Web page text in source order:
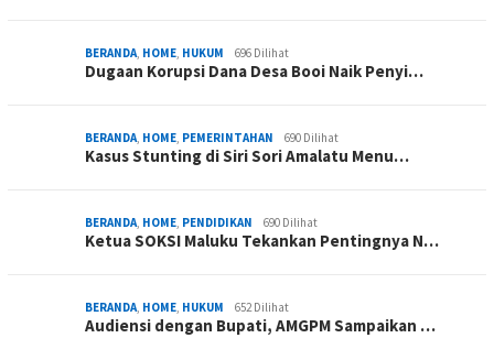
BERANDA, HOME, HUKUM 696 Dilihat
Dugaan Korupsi Dana Desa Booi Naik Penyi…
BERANDA, HOME, PEMERINTAHAN 690 Dilihat
Kasus Stunting di Siri Sori Amalatu Menu…
BERANDA, HOME, PENDIDIKAN 690 Dilihat
Ketua SOKSI Maluku Tekankan Pentingnya N…
BERANDA, HOME, HUKUM 652 Dilihat
Audiensi dengan Bupati, AMGPM Sampaikan …